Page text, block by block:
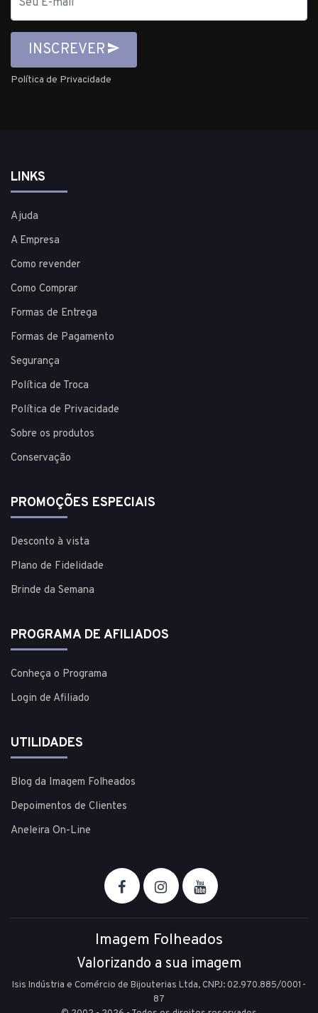
mail
INSCREVER
Política de Privacidade
LINKS
Ajuda
A Empresa
Como revender
Como Comprar
Formas de Entrega
Formas de Pagamento
Segurança
Política de Troca
Política de Privacidade
Sobre os produtos
Conservação
PROMOÇÕES ESPECIAIS
Desconto à vista
Plano de Fidelidade
Brinde da Semana
PROGRAMA DE AFILIADOS
Conheça o Programa
Login de Afiliado
UTILIDADES
Blog da Imagem Folheados
Depoimentos de Clientes
Aneleira On-Line
Imagem Folheados
Valorizando a sua imagem
Isis Indústria e Comércio de Bijouterias Ltda, CNPJ: 02.970.885/0001-
87